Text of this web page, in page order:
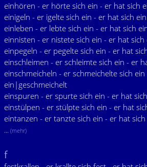
einhören - er hörte sich ein - er hat sich
einigeln - er igelte sich ein - er hat sich
einleben - er lebte sich ein - er hat sich
einnisten - er nistete sich ein - er hat
einpegeln - er pegelte sich ein - er hat
einschleimen - er schleimte sich ein - er
einschmeicheln - er schmeichelte sich
ein|geschmeichelt
einspuren - er spurte sich ein - er hat
einstülpen - er stülpte sich ein - er hat
eintanzen - er tanzte sich ein - er hat
... (mehr)
f